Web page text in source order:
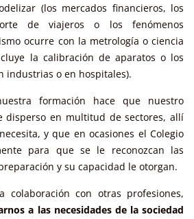
(los mercados financieros, los
de viajeros o los fenómenos
ocurre con la metrología o ciencia
la calibración de aparatos o los
industrias o en hospitales).
formación hace que nuestro
disperso en multitud de sectores, allí
y que en ocasiones el Colegio
para que se le reconozcan las
y su capacidad le otorgan.
colaboración con otras profesiones,
a las necesidades de la sociedad